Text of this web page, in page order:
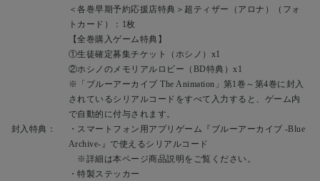
＜各巻早期予約応援店特典＞超ティザー（アロナ）（フォ
トカード）：1枚
【全巻購入ゲーム特典】
①生徒確定募集チケット（ホシノ）x1
②ホシノのメモリアルロビー（BD特典）x1
※「ブルーアーカイブ The Animation」第1巻～第4巻に封入
されているシリアルコードをすべて入力すると、ゲーム内
で自動的に付与されます。
封入特典：
・スマートフォン用アプリゲーム『ブルーアーカイブ -Blue
Archive-』で使えるシリアルコード
※詳細は本ページ商品説明をご覧ください。
・特製ステッカー